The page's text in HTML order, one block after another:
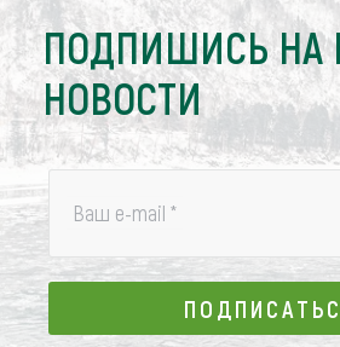
ПОДПИШИСЬ НА
НОВОСТИ
Ваш e-mail *